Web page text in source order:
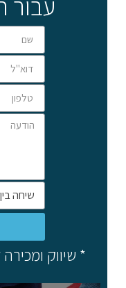
* שיווק